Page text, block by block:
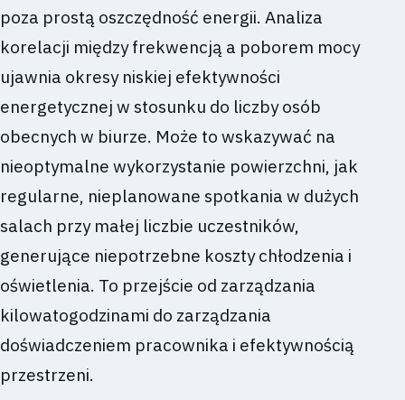
poza prostą oszczędność energii. Analiza
korelacji między frekwencją a poborem mocy
ujawnia okresy niskiej efektywności
energetycznej w stosunku do liczby osób
obecnych w biurze. Może to wskazywać na
nieoptymalne wykorzystanie powierzchni, jak
regularne, nieplanowane spotkania w dużych
salach przy małej liczbie uczestników,
generujące niepotrzebne koszty chłodzenia i
oświetlenia. To przejście od zarządzania
kilowatogodzinami do zarządzania
doświadczeniem pracownika i efektywnością
przestrzeni.